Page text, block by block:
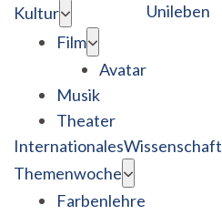
Kultur
Film
Avatar
Musik
Theater
Unileben
InternationalesWissenschaft
Themenwoche
Farbenlehre